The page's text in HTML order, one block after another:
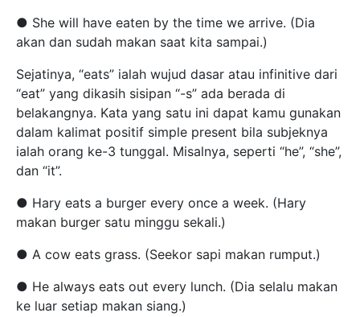
● She will have eaten by the time we arrive. (Dia
akan dan sudah makan saat kita sampai.)
Sejatinya, “eats” ialah wujud dasar atau infinitive dari
“eat” yang dikasih sisipan “-s” ada berada di
belakangnya. Kata yang satu ini dapat kamu gunakan
dalam kalimat positif simple present bila subjeknya
ialah orang ke-3 tunggal. Misalnya, seperti “he”, “she”,
dan “it”.
● Hary eats a burger every once a week. (Hary
makan burger satu minggu sekali.)
● A cow eats grass. (Seekor sapi makan rumput.)
● He always eats out every lunch. (Dia selalu makan
ke luar setiap makan siang.)